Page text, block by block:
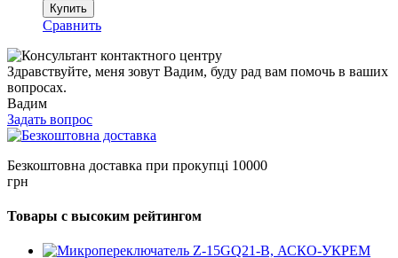
Купить
Сравнить
Здравствуйте, меня зовут Вадим, буду рад вам помочь в ваших
вопросах.
Вадим
Задать вопрос
Безкоштовна доставка при прокупці 10000
грн
Товары с высоким рейтингом